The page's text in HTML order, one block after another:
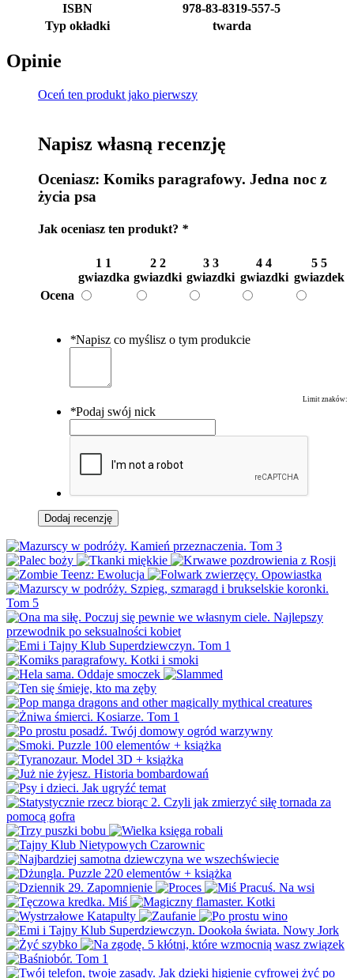
ISBN
978-83-8319-557-5
Typ okładki
twarda
Opinie
Oceń ten produkt jako pierwszy
Napisz własną recenzję
Oceniasz: Komiks paragrafowy. Jedna noc z
życia psa
Jak oceniasz ten produkt? *
1 1
gwiazdka
2 2
gwiazdki
3 3
gwiazdki
4 4
gwiazdki
5 5
gwiazdek
Ocena
*Napisz co myślisz o tym produkcie
Limit znaków:
*Podaj swój nick
Dodaj recenzję